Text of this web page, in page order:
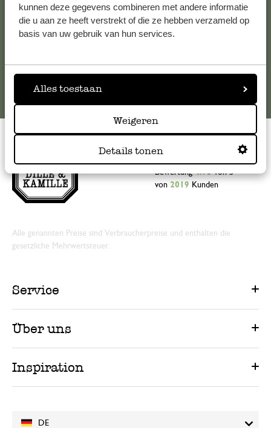
kunnen deze gegevens combineren met andere informatie
die u aan ze heeft verstrekt of die ze hebben verzameld op
basis van uw gebruik van hun services.
Alles toestaan
Weigeren
Details tonen
kundenservice@dille-kamille.de
DE
Bewertung4.73von 5
von 2019 Kunden
Alle genannten Preise sind Verbraucherpreise und enthalten die
gesetzliche Mehrwertsteuer.
Service
Über uns
Inspiration